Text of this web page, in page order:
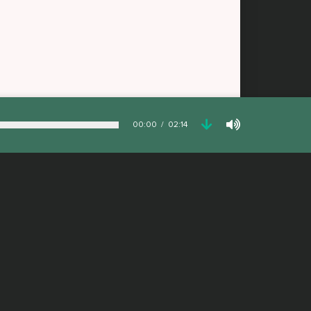
00:00 02:14